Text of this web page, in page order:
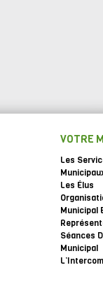
VOTRE
Les
Les Élus
Municipal
Séances
Municipal